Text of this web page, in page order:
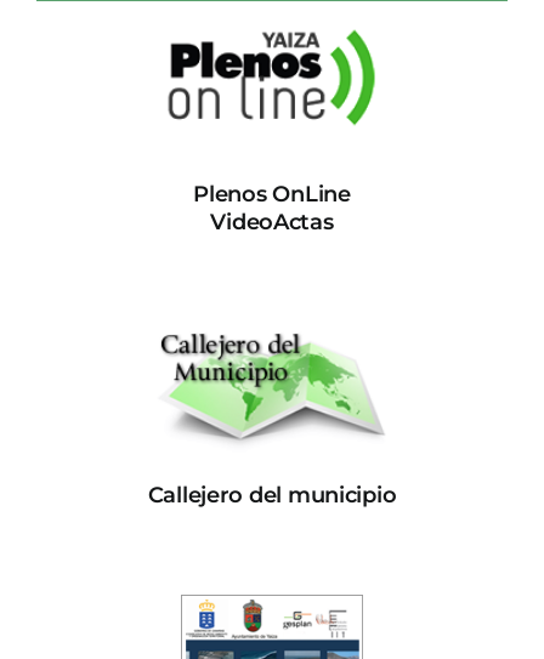
Plenos OnLine
VideoActas
Callejero del municipio